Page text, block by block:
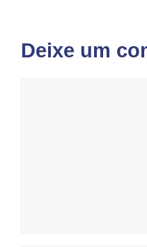
Deixe um